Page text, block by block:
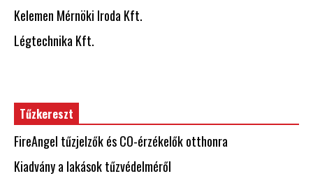
Kelemen Mérnöki Iroda Kft.
Légtechnika Kft.
Tűzkereszt
FireAngel tűzjelzők és CO-érzékelők otthonra
Kiadvány a lakások tűzvédelméről